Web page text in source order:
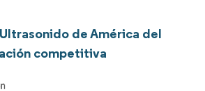
de América del
competitiva